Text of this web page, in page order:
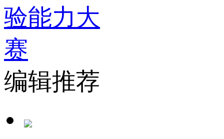
编辑推荐